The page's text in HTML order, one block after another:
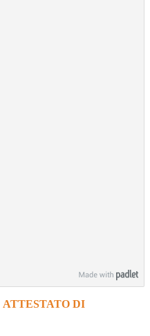
ATTESTATO DI